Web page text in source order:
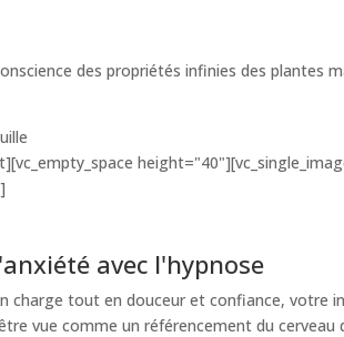
des propriétés infinies des plantes
avec l'hypnose
charge tout en douceur et confiance, votre
vue comme un référencement du